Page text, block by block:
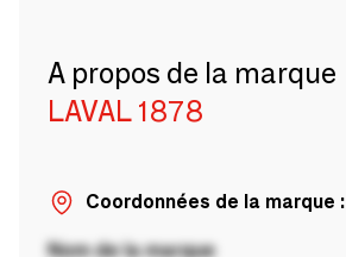
A propos de la marque
LAVAL 1878
Coordonnées de la marque :
Nom de la marque